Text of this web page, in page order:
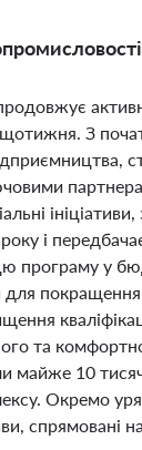
З
і
програму у
та
майже 10
Окремо
спрямовані